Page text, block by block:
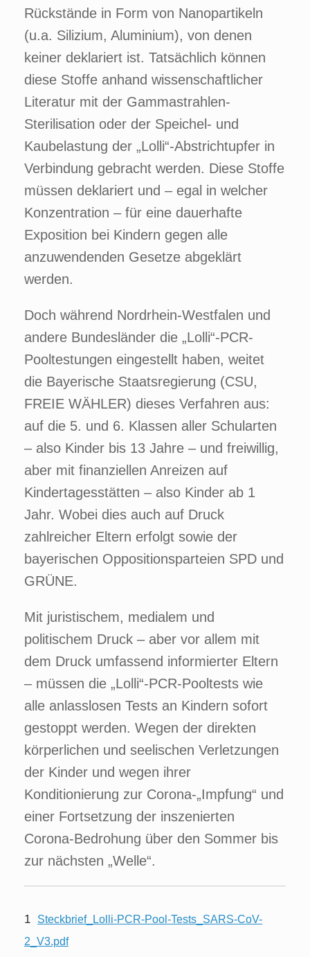
Rückstände in Form von Nanopartikeln
(u.a. Silizium, Aluminium), von denen
keiner deklariert ist. Tatsächlich können
diese Stoffe anhand wissenschaftlicher
Literatur mit der Gammastrahlen-
Sterilisation oder der Speichel- und
Kaubelastung der „Lolli“-Abstrichtupfer in
Verbindung gebracht werden. Diese Stoffe
müssen deklariert und – egal in welcher
Konzentration – für eine dauerhafte
Exposition bei Kindern gegen alle
anzuwendenden Gesetze abgeklärt
werden.
Doch während Nordrhein-Westfalen und
andere Bundesländer die „Lolli“-PCR-
Pooltestungen eingestellt haben, weitet
die Bayerische Staatsregierung (CSU,
FREIE WÄHLER) dieses Verfahren aus:
auf die 5. und 6. Klassen aller Schularten
– also Kinder bis 13 Jahre – und freiwillig,
aber mit finanziellen Anreizen auf
Kindertagesstätten – also Kinder ab 1
Jahr. Wobei dies auch auf Druck
zahlreicher Eltern erfolgt sowie der
bayerischen Oppositionsparteien SPD und
GRÜNE.
Mit juristischem, medialem und
politischem Druck – aber vor allem mit
dem Druck umfassend informierter Eltern
– müssen die „Lolli“-PCR-Pooltests wie
alle anlasslosen Tests an Kindern sofort
gestoppt werden. Wegen der direkten
körperlichen und seelischen Verletzungen
der Kinder und wegen ihrer
Konditionierung zur Corona-„Impfung“ und
einer Fortsetzung der inszenierten
Corona-Bedrohung über den Sommer bis
zur nächsten „Welle“.
1
Steckbrief_Lolli-PCR-Pool-Tests_SARS-CoV-
2_V3.pdf